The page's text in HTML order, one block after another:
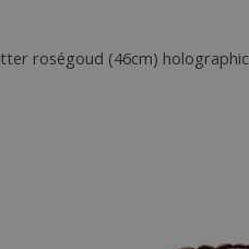
roségoud (46cm) holographic